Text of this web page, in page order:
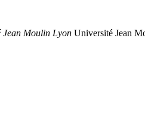
Jean Moulin Lyon Université Jean